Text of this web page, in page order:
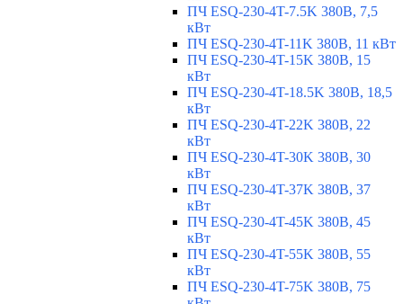
ПЧ ESQ-230-4T-7.5K 380В, 7,5
кВт
ПЧ ESQ-230-4T-11K 380В, 11 кВт
ПЧ ESQ-230-4T-15K 380В, 15
кВт
ПЧ ESQ-230-4T-18.5K 380В, 18,5
кВт
ПЧ ESQ-230-4T-22K 380В, 22
кВт
ПЧ ESQ-230-4T-30K 380В, 30
кВт
ПЧ ESQ-230-4T-37K 380В, 37
кВт
ПЧ ESQ-230-4T-45K 380В, 45
кВт
ПЧ ESQ-230-4T-55K 380В, 55
кВт
ПЧ ESQ-230-4T-75K 380В, 75